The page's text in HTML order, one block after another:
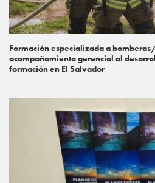
Formación especializada a
acompañamiento gerencial al
formación en El Salvador